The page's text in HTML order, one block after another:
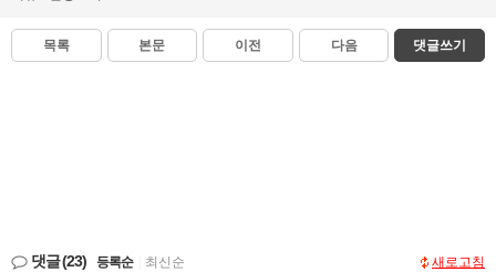
목록 본문 이전 다음 댓글쓰기
댓글(23) 등록순 최신순 새로고침